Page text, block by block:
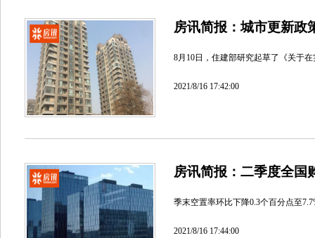
房讯简报：城市更新政
8月10日，住建部研究起草了《关于
2021/8/16 17:42:00
房讯简报：二季度全国
季末空置率环比下降0.3个百分点至
2021/8/16 17:44:00